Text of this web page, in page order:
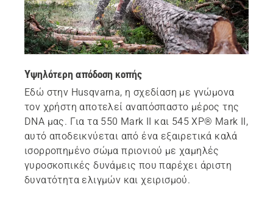
Υψηλότερη απόδοση κοπής
Εδώ στην Husqvarna, η σχεδίαση με γνώμονα
τον χρήστη αποτελεί αναπόσπαστο μέρος της
DNA μας. Για τα 550 Mark II και 545 XP® Mark II,
αυτό αποδεικνύεται από ένα εξαιρετικά καλά
ισορροπημένο σώμα πριονιού με χαμηλές
γυροσκοπικές δυνάμεις που παρέχει άριστη
δυνατότητα ελιγμών και χειρισμού.